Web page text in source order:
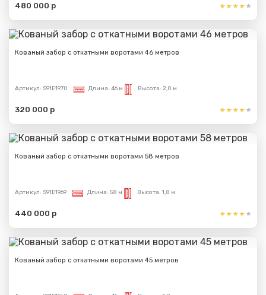
480 000 р
Кованый забор с откатными воротами 46 метров
Артикул: S91E1970 Длина: 46 м Высота: 2,0 м
320 000 р
Кованый забор с откатными воротами 58 метров
Артикул: S91E1969 Длина: 58 м Высота: 1,8 м
440 000 р
Кованый забор с откатными воротами 45 метров